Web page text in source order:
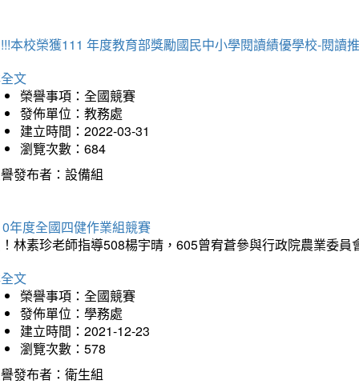
本校榮獲111 年度教育部獎勵國民中小學閱讀績優學校-閱讀
文
榮譽事項：全國競賽
發佈單位：教務處
建立時間：2022-03-31
瀏覽次數：684
發布者：設備組
年度全國四健作業組競賽
林素珍老師指導508楊宇晴，605曾宥蒼參與行政院農業委
文
榮譽事項：全國競賽
發佈單位：學務處
建立時間：2021-12-23
瀏覽次數：578
發布者：衛生組